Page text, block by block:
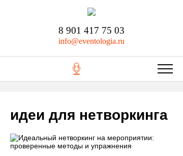
8 901 417 75 03
info@eventologia.ru
идеи для нетворкинга